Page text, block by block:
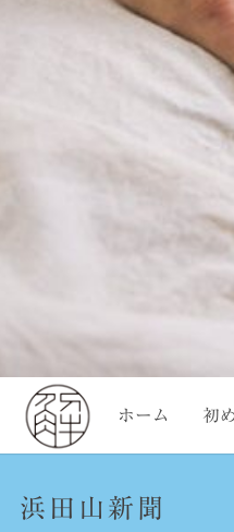
ホーム 初
浜田山新聞